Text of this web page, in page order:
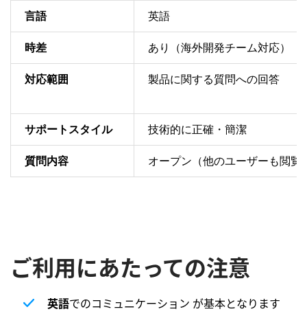
言語 英語
時差 あり（海外開発チーム対応）
対応範囲 製品に関する質問への回答
サポートスタイル 技術的に正確・簡潔
質問内容 オープン（他のユーザーも閲覧
ご利用にあたっての注意
英語でのコミュニケーション が基本となります